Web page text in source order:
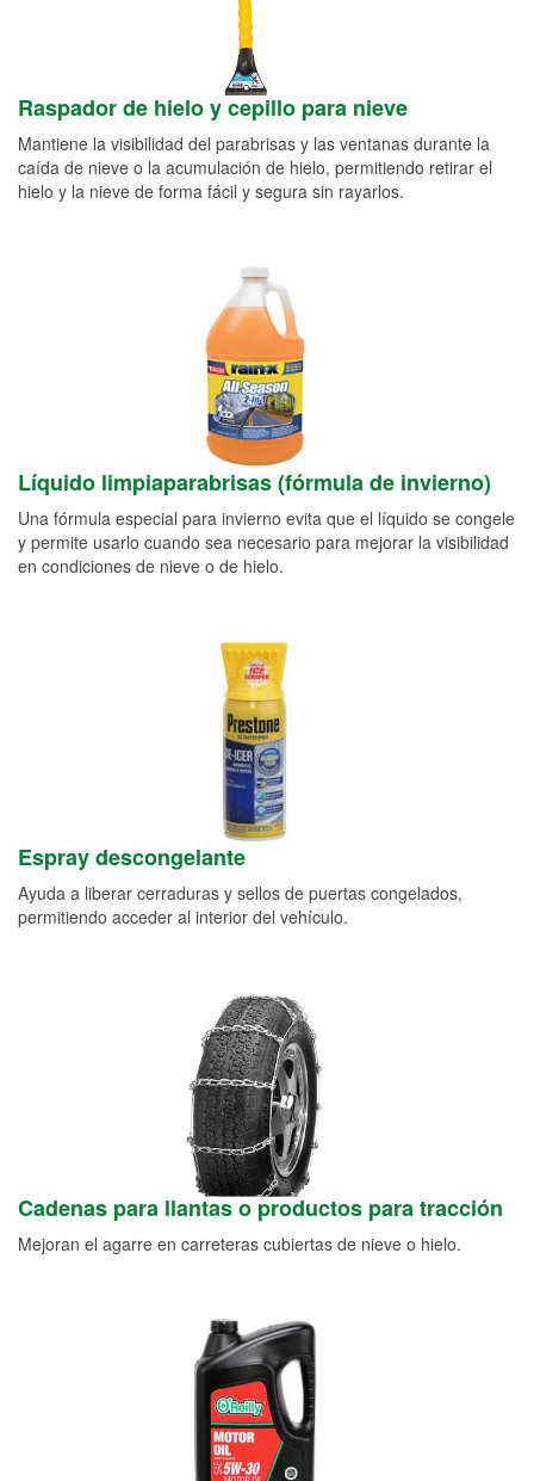
Raspador de hielo y cepillo para nieve
Mantiene la visibilidad del parabrisas y las ventanas durante la
caída de nieve o la acumulación de hielo, permitiendo retirar el
hielo y la nieve de forma fácil y segura sin rayarlos.
Líquido limpiaparabrisas (fórmula de invierno)
Una fórmula especial para invierno evita que el líquido se congele
y permite usarlo cuando sea necesario para mejorar la visibilidad
en condiciones de nieve o de hielo.
Espray descongelante
Ayuda a liberar cerraduras y sellos de puertas congelados,
permitiendo acceder al interior del vehículo.
Cadenas para llantas o productos para tracción
Mejoran el agarre en carreteras cubiertas de nieve o hielo.